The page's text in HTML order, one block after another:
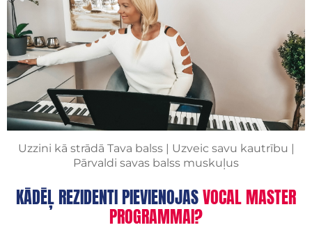
Uzzini kā strādā Tava balss | Uzveic savu kautrību |
Pārvaldi savas balss muskuļus
KĀDĒĻ REZIDENTI PIEVIENOJASVOCAL MASTER
PROGRAMMAI?